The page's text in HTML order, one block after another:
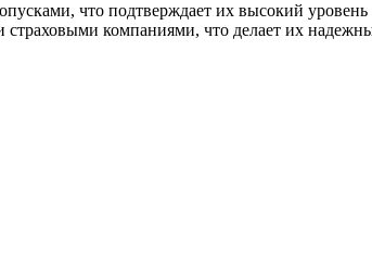
что подтверждает их высокий
компаниями, что делает их